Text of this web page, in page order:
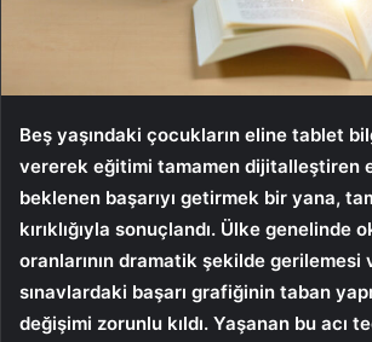
Beş yaşındaki çocukların eline tablet
vererek eğitimi tamamen dijitalleştiren
beklenen başarıyı getirmek bir yana,
kırıklığıyla sonuçlandı. Ülke genelinde
oranlarının dramatik şekilde gerilemesi
sınavlardaki başarı grafiğinin taban
değişimi zorunlu kıldı. Yaşanan bu acı